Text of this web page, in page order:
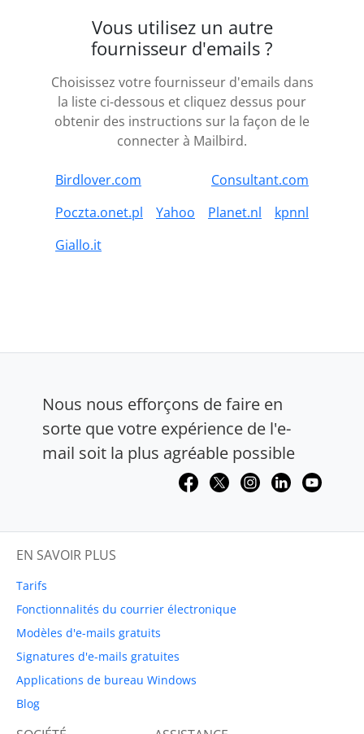
Vous utilisez un autre
fournisseur d'emails ?
Choisissez votre fournisseur d'emails dans
la liste ci-dessous et cliquez dessus pour
obtenir des instructions sur la façon de le
connecter à Mailbird.
Birdlover.com
Consultant.com
Poczta.onet.pl
Yahoo Planet.nl
kpnnl
Giallo.it
Nous nous efforçons de faire en
sorte que votre expérience de l'e-
mail soit la plus agréable possible
EN SAVOIR PLUS
Tarifs
Fonctionnalités du courrier électronique
Modèles d'e-mails gratuits
Signatures d'e-mails gratuites
Applications de bureau Windows
Blog